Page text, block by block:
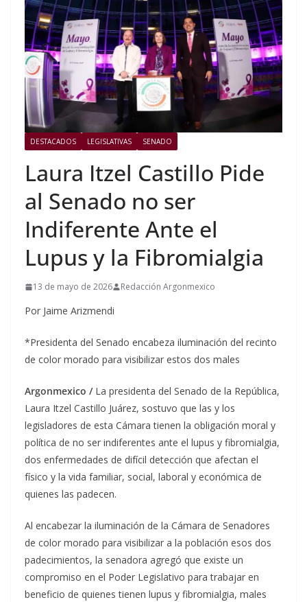
DESTACADOS LEGISLATIVAS SENADO
Laura Itzel Castillo Pide
al Senado no ser
Indiferente Ante el
Lupus y la Fibromialgia
13 de mayo de 2026 Redacción Argonmexico
Por Jaime Arizmendi
*Presidenta del Senado encabeza iluminación del recinto
de color morado para visibilizar estos dos males
Argonmexico / La presidenta del Senado de la República,
Laura Itzel Castillo Juárez, sostuvo que las y los
legisladores de esta Cámara tienen la obligación moral y
política de no ser indiferentes ante el lupus y fibromialgia,
dos enfermedades de difícil detección que afectan el
físico y la vida familiar, social, laboral y económica de
quienes las padecen.
Al encabezar la iluminación de la Cámara de Senadores
de color morado para visibilizar a la población esos dos
padecimientos, la senadora agregó que existe un
compromiso en el Poder Legislativo para trabajar en
beneficio de quienes tienen lupus y fibromialgia, males